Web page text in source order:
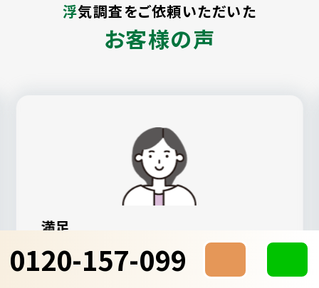
0120-157-099
浮気調査をご依頼いただいた
お客様の声
満足
ALG探偵社が一番親身になってもらえた